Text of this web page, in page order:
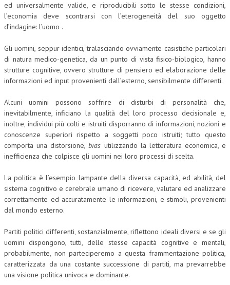
ed universalmente valide, e riproducibili sotto le stesse condizioni,
l’economia deve scontrarsi con l’eterogeneità del suo oggetto
d’indagine: l’uomo .
Gli uomini, seppur identici, tralasciando ovviamente casistiche particolari
di natura medico-genetica, da un punto di vista fisico-biologico, hanno
strutture cognitive, ovvero strutture di pensiero ed elaborazione delle
informazioni ed input provenienti dall’esterno, sensibilmente differenti.
Alcuni uomini possono soffrire di disturbi di personalità che,
inevitabilmente, inficiano la qualità del loro processo decisionale e,
inoltre, individui più colti e istruiti disporranno di informazioni, nozioni e
conoscenze superiori rispetto a soggetti poco istruiti; tutto questo
comporta una distorsione,bias utilizzando la letteratura economica, e
inefficienza che colpisce gli uomini nei loro processi di scelta.
La politica è l’esempio lampante della diversa capacità, ed abilità, del
sistema cognitivo e cerebrale umano di ricevere, valutare ed analizzare
correttamente ed accuratamente le informazioni, e stimoli, provenienti
dal mondo esterno.
Partiti politici differenti, sostanzialmente, riflettono ideali diversi e se gli
uomini dispongono, tutti, delle stesse capacità cognitive e mentali,
probabilmente, non parteciperemo a questa frammentazione politica,
caratterizzata da una costante successione di partiti, ma prevarrebbe
una visione politica univoca e dominante.